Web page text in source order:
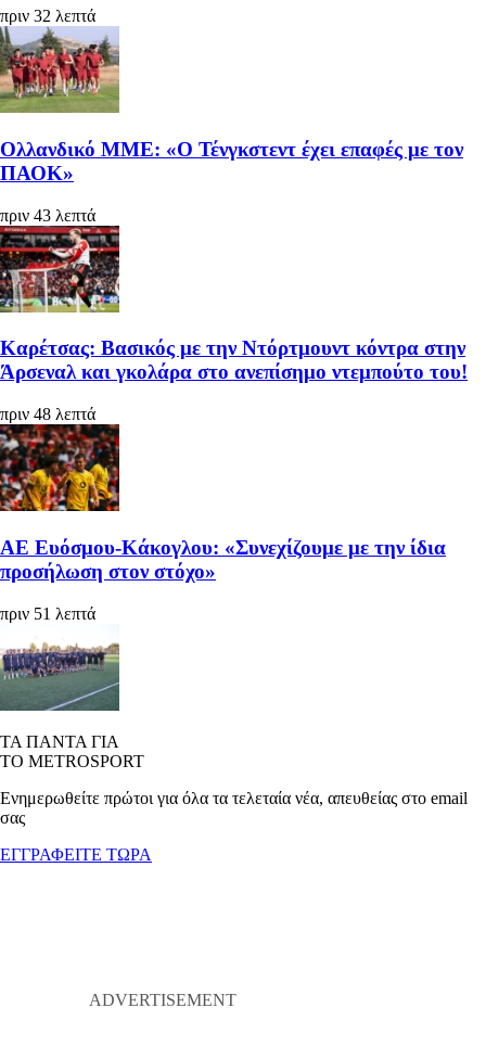
πριν 32 λεπτά
Ολλανδικό ΜΜΕ: «Ο Τένγκστεντ έχει επαφές με τον
ΠΑΟΚ»
πριν 43 λεπτά
Καρέτσας: Βασικός με την Ντόρτμουντ κόντρα στην
Άρσεναλ και γκολάρα στο ανεπίσημο ντεμπούτο του!
πριν 48 λεπτά
ΑΕ Ευόσμου-Κάκογλου: «Συνεχίζουμε με την ίδια
προσήλωση στον στόχο»
πριν 51 λεπτά
ΤΑ ΠΑΝΤΑ ΓΙΑ
ΤΟ METROSPORT
Ενημερωθείτε πρώτοι για όλα τα τελεταία νέα, απευθείας στο email
σας
ΕΓΓΡΑΦΕΙΤΕ ΤΩΡΑ